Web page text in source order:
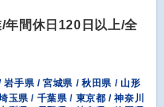
年間休日120日以上/全
岩手県 / 宮城県 / 秋田県 / 山形
玉県 / 千葉県 / 東京都 / 神奈川